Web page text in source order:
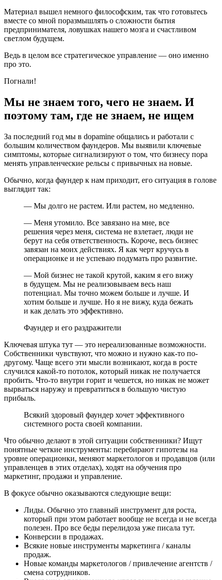
Материал вышел немного философским, так что готовьтесь
вместе со мной поразмышлять о сложности бытия
предпринимателя, ловушках нашего мозга и счастливом
светлом будущем.
Ведь в целом все стратегическое управление — оно именно
про это.
Погнали!
Мы не знаем того, чего не знаем. И
поэтому там, где не знаем, не ищем
За последний год мы в dopamine общались и работали с
большим количеством фаундеров. Мы выявили ключевые
симптомы, которые сигнализируют о том, что бизнесу пора
менять управленческие рельсы с привычных на новые.
Обычно, когда фаундер к нам приходит, его ситуация в голове
выглядит так:
— Мы долго не растем. Или растем, но медленно.
— Меня утомило. Все завязано на мне, все
решения через меня, система не взлетает, люди не
берут на себя ответственность. Короче, весь бизнес
завязан на моих действиях. Я как черт кручусь в
операционке и не успеваю подумать про развитие.
— Мой бизнес не такой крутой, каким я его вижу
в будущем. Мы не реализовываем весь наш
потенциал. Мы точно можем больше и лучше. И
хотим больше и лучше. Но я не вижу, куда бежать
и как делать это эффективно.
Фаундер и его раздражители
Ключевая штука тут — это нереализованные возможности.
Собственники чувствуют, что можно и нужно как-то по-
другому. Чаще всего эти мысли возникают, когда в росте
случился какой-то потолок, который никак не получается
пробить. Что-то внутри горит и чешется, но никак не может
вырваться наружу и превратиться в большую чистую
прибыль.
Всякий здоровый фаундер хочет эффективного
системного роста своей компании.
Что обычно делают в этой ситуации собственники? Ищут
понятные четкие инструменты: перебирают гипотезы на
уровне операционки, меняют маркетологов и продавцов (или
управленцев в этих отделах), ходят на обучения про
маркетинг, продажи и управление.
В фокусе обычно оказываются следующие вещи:
Лиды. Обычно это главный инструмент для роста,
который при этом работает вообще не всегда и не всегда
полезен. Про все беды перелидоза уже писала тут.
Конверсии в продажах.
Всякие новые инструменты маркетинга / каналы
продаж.
Новые команды маркетологов / привлечение агентств /
смена сотрудников.